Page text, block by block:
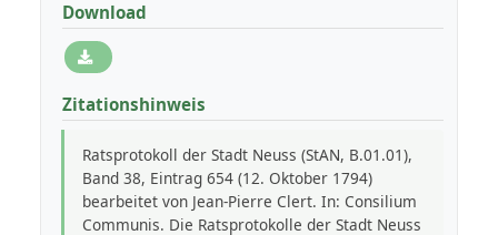
Download
Zitationshinweis
Ratsprotokoll der Stadt Neuss (StAN, B.01.01),
Band 38, Eintrag 654 (12. Oktober 1794)
bearbeitet von Jean-Pierre Clert. In: Consilium
Communis. Die Ratsprotokolle der Stadt Neuss